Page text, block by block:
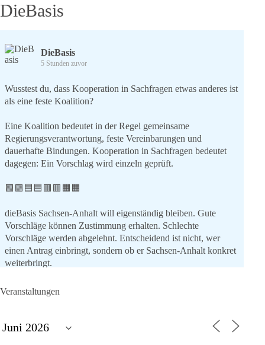
DieBasis
DieBasis
5 Stunden zuvor
Wusstest du, dass Kooperation in Sachfragen etwas anderes ist
als eine feste Koalition?
Eine Koalition bedeutet in der Regel gemeinsame
Regierungsverantwortung, feste Vereinbarungen und
dauerhafte Bindungen. Kooperation in Sachfragen bedeutet
dagegen: Ein Vorschlag wird einzeln geprüft.
🟩🟩🟦🟦🟥🟥🟧🟧
dieBasis Sachsen-Anhalt will eigenständig bleiben. Gute
Vorschläge können Zustimmung erhalten. Schlechte
Vorschläge werden abgelehnt. Entscheidend ist nicht, wer
einen Antrag einbringt, sondern ob er Sachsen-Anhalt konkret
weiterbringt.
Ablehnung. Keine politische Verschmelzung.
Entscheidungen? 👇
Veranstaltungen